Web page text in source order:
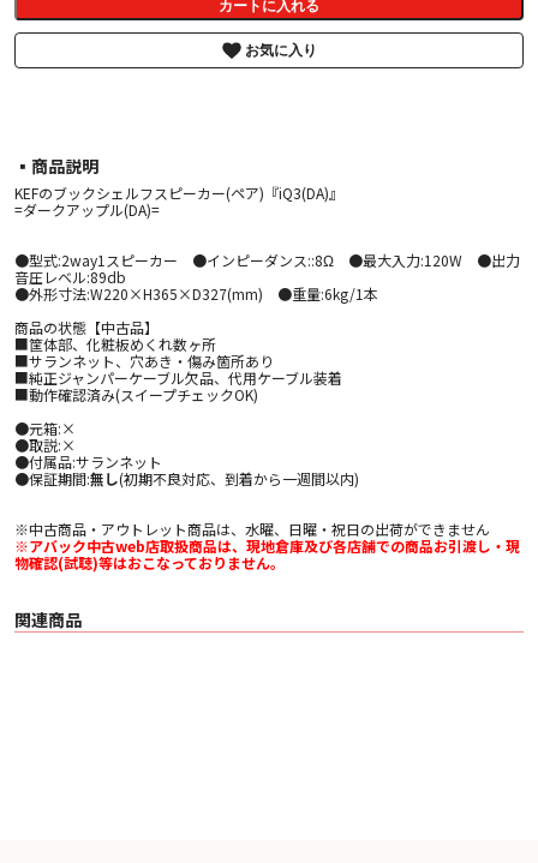
カートに入れる
お気に入り
▪︎商品説明
KEFのブックシェルフスピーカー(ペア)『iQ3(DA)』
=ダークアップル(DA)=
●型式:2way1スピーカー ●インピーダンス::8Ω ●最大入力:120W ●出力
音圧レベル:89db
●外形寸法:W220×H365×D327(mm) ●重量:6kg/1本
商品の状態【中古品】
■筐体部、化粧板めくれ数ヶ所
■サランネット、穴あき・傷み箇所あり
■純正ジャンパーケーブル欠品、代用ケーブル装着
■動作確認済み(スイープチェックOK)
●元箱:×
●取説:×
●付属品:サランネット
●保証期間:無し(初期不良対応、到着から一週間以内)
※中古商品・アウトレット商品は、水曜、日曜・祝日の出荷ができません
※アバック中古web店取扱商品は、現地倉庫及び各店舗での商品お引渡し・現
物確認(試聴)等はおこなっておりません。
関連商品